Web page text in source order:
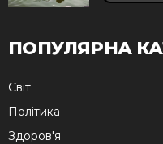
ПОПУЛЯРНА
Cвіт
Політика
Здоров'я